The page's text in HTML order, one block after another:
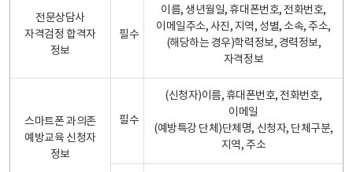
전문상담사
자격검정 합격자
정보
필수
이름, 생년월일, 휴대폰번호, 전화번호,
이메일주소, 사진, 지역, 성별, 소속, 주소,
(해당하는 경우)학력정보, 경력정보,
자격정보
스마트폰 과의존
예방교육 신청자
정보
필수
(신청자)이름, 휴대폰번호, 전화번호,
이메일
(예방특강 단체)단체명, 신청자, 단체구분,
지역, 주소